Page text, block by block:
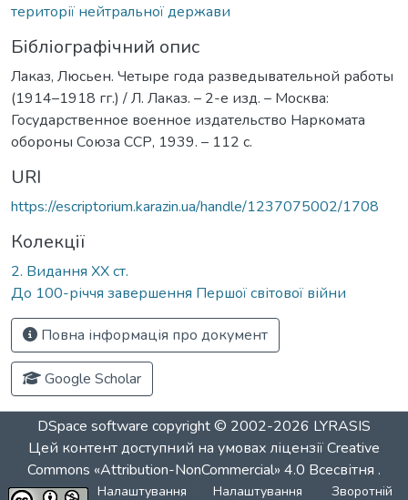
території нейтральної держави
Бібліографічний опис
Лаказ, Люсьен. Четыре года разведывательной работы
(1914–1918 гг.) / Л. Лаказ. – 2-е изд. – Москва:
Государственное военное издательство Наркомата
обороны Союза ССР, 1939. – 112 с.
URI
https://escriptorium.karazin.ua/handle/1237075002/1708
Колекції
2. Видання ХХ ст.
До 100-річчя завершення Першої світової війни
Повна інформація про документ
Google Scholar
DSpace software copyright © 2002-2026 LYRASIS
Цей контент доступний на умовах ліцензіїCreative
Commons «Attribution-NonCommercial» 4.0 Всесвітня .
Налаштування Налаштування Зворотній